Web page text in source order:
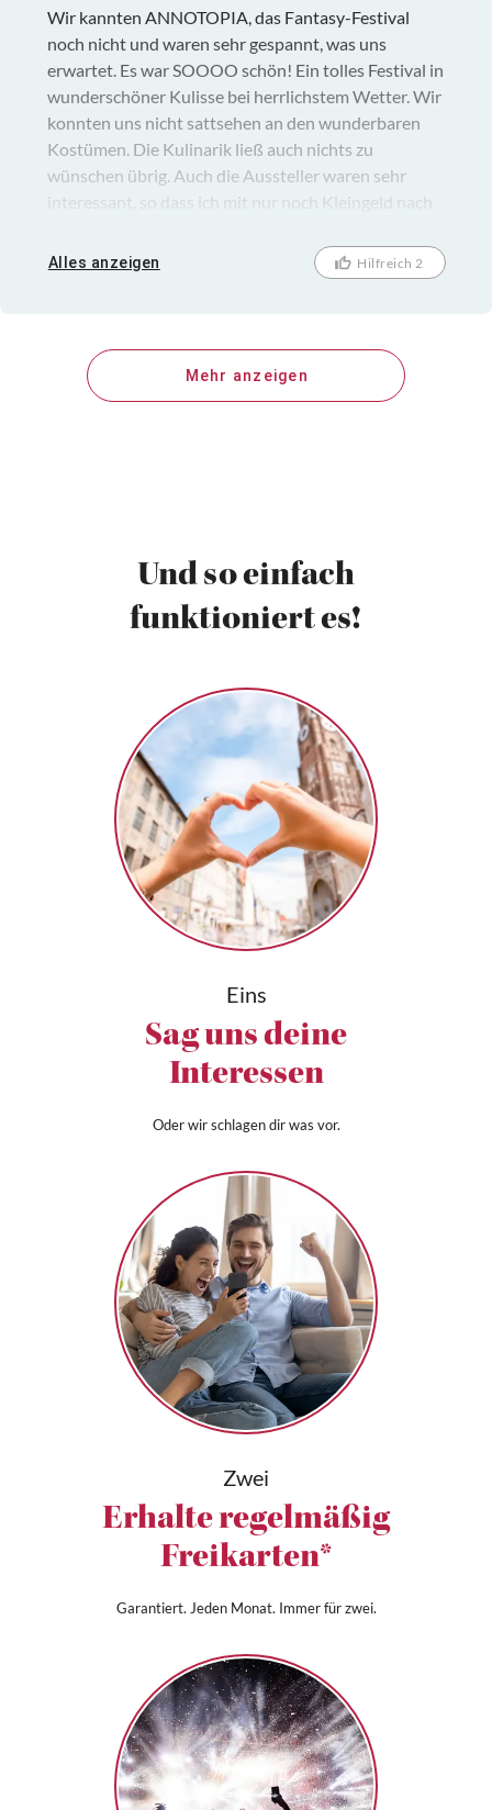
Wir kannten ANNOTOPIA, das Fantasy-Festival
noch nicht und waren sehr gespannt, was uns
erwartet. Es war SOOOO schön! Ein tolles Festival in
wunderschöner Kulisse bei herrlichstem Wetter. Wir
konnten uns nicht sattsehen an den wunderbaren
Kostümen. Die Kulinarik ließ auch nichts zu
wünschen übrig. Auch die Aussteller waren sehr
interessant, so dass ich mit nur noch Kleingeld nach
Alles anzeigen Hilfreich 2
Mehr anzeigen
Und so einfach
funktioniert es!
Eins
Sag uns deine
Interessen
Oder wir schlagen dir was vor.
Zwei
Erhalte regelmäßig
Freikarten*
Garantiert. Jeden Monat. Immer für zwei.